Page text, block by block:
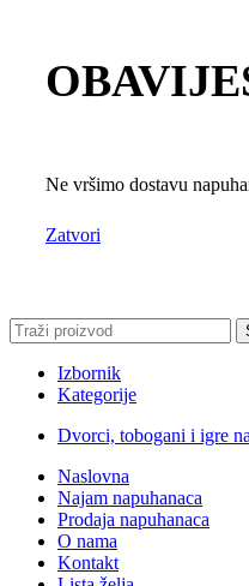
Ne vršimo dostavu
Zatvori
Izbornik
Kategorije
Dvorci, tobogani i igre
Naslovna
Najam napuhanaca
Prodaja napuhanaca
O nama
Kontakt